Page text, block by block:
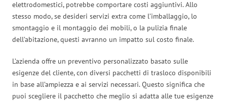
elettrodomestici, potrebbe comportare costi aggiuntivi. Allo
stesso modo, se desideri servizi extra come l’imballaggio, lo
smontaggio e il montaggio dei mobili, o la pulizia finale
dell’abitazione, questi avranno un impatto sul costo finale.
L’azienda offre un preventivo personalizzato basato sulle
esigenze del cliente, con diversi pacchetti di trasloco disponibili
in base all’ampiezza e ai servizi necessari. Questo significa che
puoi scegliere il pacchetto che meglio si adatta alle tue esigenze